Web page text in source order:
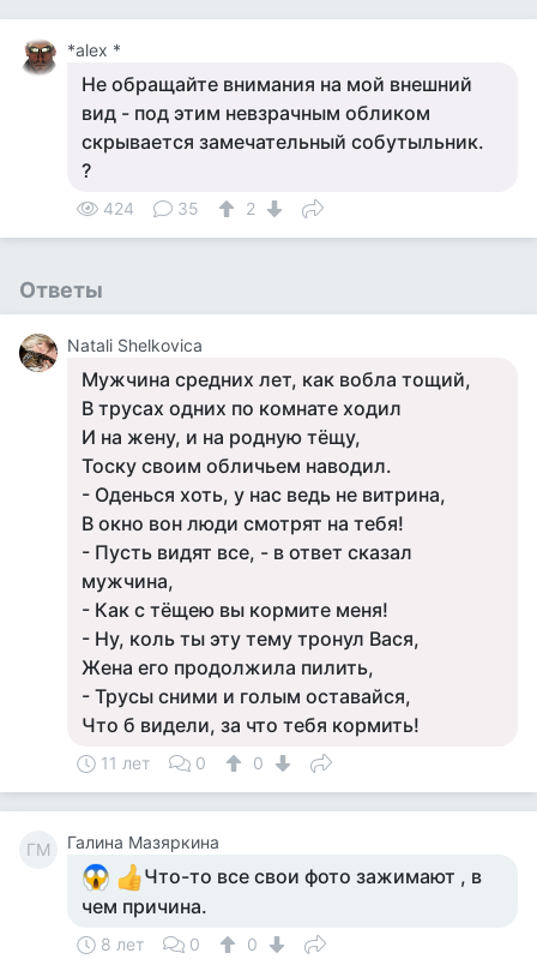
*alex *
Не обращайте внимания на мой внешний
вид - под этим невзрачным обликом
скрывается замечательный собутыльник.
?
424 35 2
Ответы
Natali Shelkovica
Мужчина средних лет, как вобла тощий,
В трусах одних по комнате ходил
И на жену, и на родную тёщу,
Тоску своим обличьем наводил.
- Оденься хоть, у нас ведь не витрина,
В окно вон люди смотрят на тебя!
- Пусть видят все, - в ответ сказал
мужчина,
- Как с тёщею вы кормите меня!
- Ну, коль ты эту тему тронул Вася,
Жена его продолжила пилить,
- Трусы сними и голым оставайся,
Что б видели, за что тебя кормить!
11 лет 0 0
ГМ Галина Мазяркина
Что-то все свои фото зажимают , в
чем причина.
8 лет 0 0